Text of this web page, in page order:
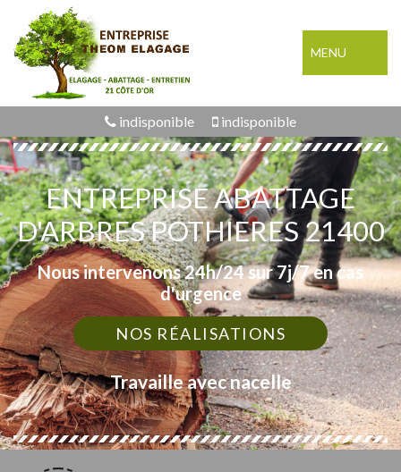
MENU
indisponible indisponible
ENTREPRISE ABATTAGE
D'ARBRES POTHIERES 21400
Nous intervenons 24h/24 sur 7j/7 en cas
d'urgence
NOS RÉALISATIONS
Travaille avec nacelle